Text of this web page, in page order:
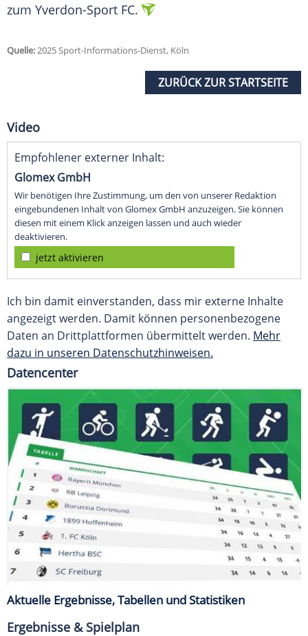
zum Yverdon-Sport FC.
Quelle:2025 Sport-Informations-Dienst, Köln
ZURÜCK ZUR STARTSEITE
Video
Empfohlener externer Inhalt:
Glomex GmbH
Wir benötigen Ihre Zustimmung, um den von unserer Redaktion
eingebundenen Inhalt von Glomex GmbH anzuzeigen. Sie können
diesen mit einem Klick anzeigen lassen und auch wieder
deaktivieren.
jetzt aktivieren
Ich bin damit einverstanden, dass mir externe Inhalte
angezeigt werden. Damit können personenbezogene
Daten an Drittplattformen übermittelt werden. Mehr
dazu in unseren Datenschutzhinweisen.
Datencenter
Aktuelle Ergebnisse, Tabellen und Statistiken
Ergebnisse & Spielplan